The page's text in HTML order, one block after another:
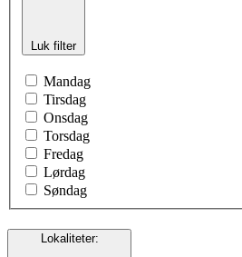
Luk filter
Mandag
Tirsdag
Onsdag
Torsdag
Fredag
Lørdag
Søndag
Lokaliteter: